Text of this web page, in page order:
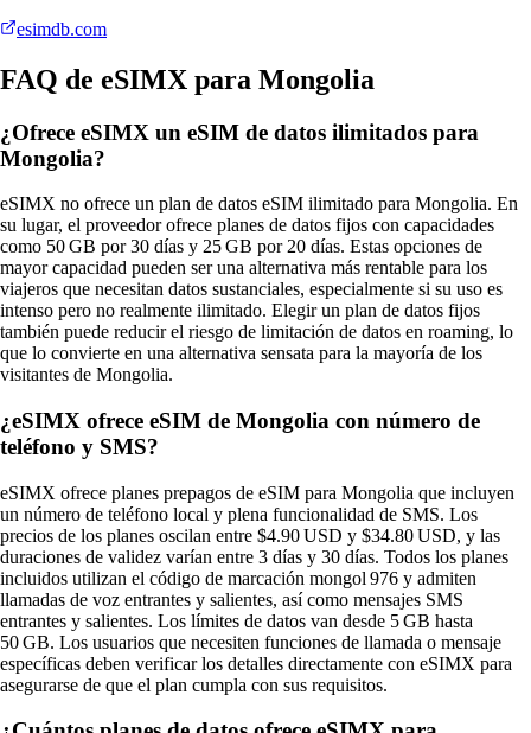
esimdb.com
FAQ de eSIMX para Mongolia
¿Ofrece eSIMX un eSIM de datos ilimitados para
Mongolia?
eSIMX no ofrece un plan de datos eSIM ilimitado para Mongolia. En
su lugar, el proveedor ofrece planes de datos fijos con capacidades
como 50 GB por 30 días y 25 GB por 20 días. Estas opciones de
mayor capacidad pueden ser una alternativa más rentable para los
viajeros que necesitan datos sustanciales, especialmente si su uso es
intenso pero no realmente ilimitado. Elegir un plan de datos fijos
también puede reducir el riesgo de limitación de datos en roaming, lo
que lo convierte en una alternativa sensata para la mayoría de los
visitantes de Mongolia.
¿eSIMX ofrece eSIM de Mongolia con número de
teléfono y SMS?
eSIMX ofrece planes prepagos de eSIM para Mongolia que incluyen
un número de teléfono local y plena funcionalidad de SMS. Los
precios de los planes oscilan entre $4.90 USD y $34.80 USD, y las
duraciones de validez varían entre 3 días y 30 días. Todos los planes
incluidos utilizan el código de marcación mongol 976 y admiten
llamadas de voz entrantes y salientes, así como mensajes SMS
entrantes y salientes. Los límites de datos van desde 5 GB hasta
50 GB. Los usuarios que necesiten funciones de llamada o mensaje
específicas deben verificar los detalles directamente con eSIMX para
asegurarse de que el plan cumpla con sus requisitos.